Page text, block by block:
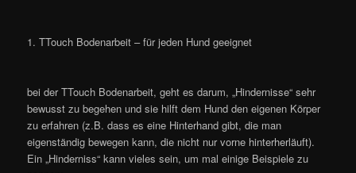
1. TTouch Bodenarbeit – für jeden Hund geeignet
bei der TTouch Bodenarbeit, geht es darum, „Hindernisse“ sehr
bewusst zu begehen und sie hilft dem Hund den eigenen Körper
zu erfahren (z.B. dass es eine Hinterhand gibt, die man
eigenständig bewegen kann, die nicht nur vorne hinterherläuft).
Ein „Hinderniss“ kann vieles sein, um mal einige Beispiele zu